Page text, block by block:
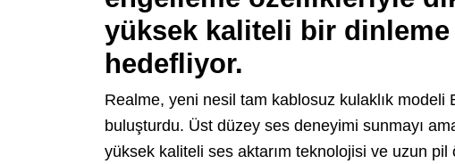
yüksek kaliteli bir dinleme
hedefliyor.
Realme, yeni nesil tam kablosuz kulaklık modeli
buluşturdu. Üst düzey ses deneyimi sunmayı
yüksek kaliteli ses aktarım teknolojisi ve uzun pil